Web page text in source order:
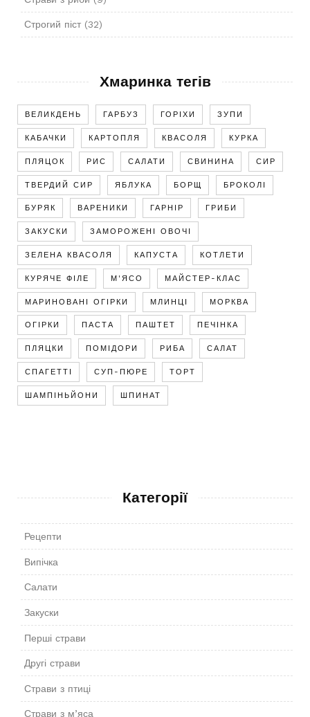
Строгий піст(32)
Хмаринка тегів
ВЕЛИКДЕНЬ ГАРБУЗ ГОРІХИ ЗУПИ
КАБАЧКИ КАРТОПЛЯ КВАСОЛЯ КУРКА
ПЛЯЦОК РИС САЛАТИ СВИНИНА СИР
ТВЕРДИЙ СИР ЯБЛУКА БОРЩ БРОКОЛІ
БУРЯК ВАРЕНИКИ ГАРНІР ГРИБИ
ЗАКУСКИ ЗАМОРОЖЕНІ ОВОЧІ
ЗЕЛЕНА КВАСОЛЯ КАПУСТА КОТЛЕТИ
КУРЯЧЕ ФІЛЕ М'ЯСО МАЙСТЕР-КЛАС
МАРИНОВАНІ ОГІРКИ МЛИНЦІ МОРКВА
ОГІРКИ ПАСТА ПАШТЕТ ПЕЧІНКА
ПЛЯЦКИ ПОМІДОРИ РИБА САЛАТ
СПАГЕТТІ СУП-ПЮРЕ ТОРТ
ШАМПІНЬЙОНИ ШПИНАТ
Категорії
Рецепти
Випічка
Салати
Закуски
Перші страви
Другі страви
Страви з птиці
Страви з м’яса